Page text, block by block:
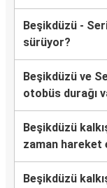
Beşikdüzü -
sürüyor?
Beşikdüzü ve
otobüs durağı
Beşikdüzü
zaman hareket
Beşikdüzü